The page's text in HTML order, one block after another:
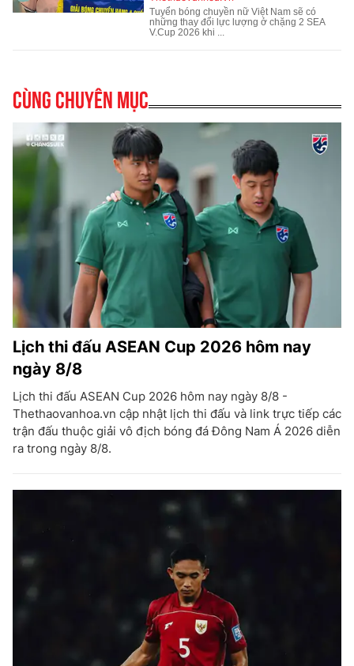
Cùng chuyên mục
Lịch thi đấu ASEAN Cup 2026 hôm nay
ngày 8/8
Lịch thi đấu ASEAN Cup 2026 hôm nay ngày 8/8 -
Thethaovanhoa.vn cập nhật lịch thi đấu và link trực tiếp các
trận đấu thuộc giải vô địch bóng đá Đông Nam Á 2026 diễn
ra trong ngày 8/8.